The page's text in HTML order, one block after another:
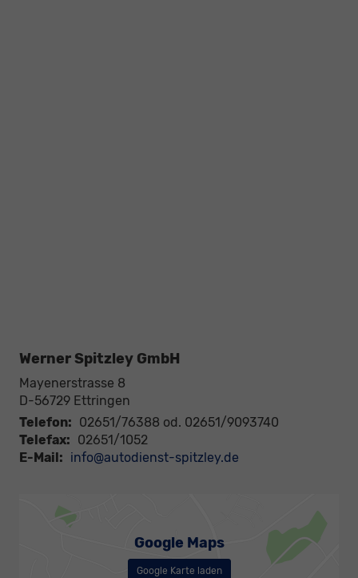
Werner Spitzley GmbH
Mayenerstrasse 8
D-56729 Ettringen
Telefon: 02651/76388 od. 02651/9093740
Telefax: 02651/1052
E-Mail: info@autodienst-spitzley.de
Google Maps
Google Karte laden